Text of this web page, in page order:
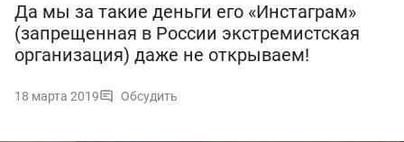
Да мы за такие деньги его «Инстаграм»
(запрещенная в России экстремистская
организация) даже не открываем!
18 марта 2019 Обсудить